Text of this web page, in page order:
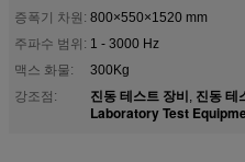
증폭기 차원: 800×550×1520 mm
주파수 범위: 1 - 3000 Hz
맥스 화물:
300Kg
강조점:
진동 테스트 장비, 진동 테
Laboratory Test